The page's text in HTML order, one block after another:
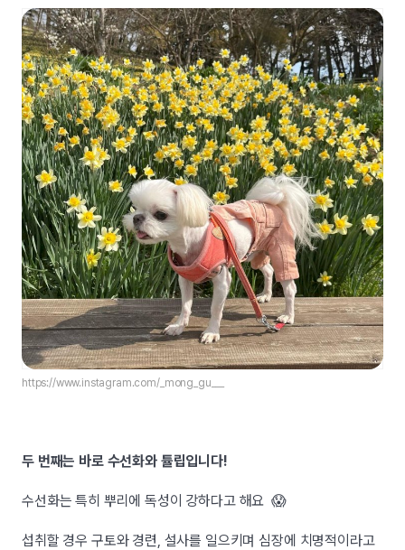
https://www.instagram.com/_mong_gu___
두 번째는 바로 수선화와 튤립입니다!
수선화는 특히 뿌리에 독성이 강하다고 해요 😱
섭취할 경우 구토와 경련, 설사를 일으키며 심장에 치명적이라고